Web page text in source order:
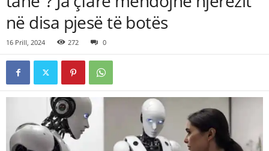
në disa pjesë të botës
16 Prill, 2024 272 0